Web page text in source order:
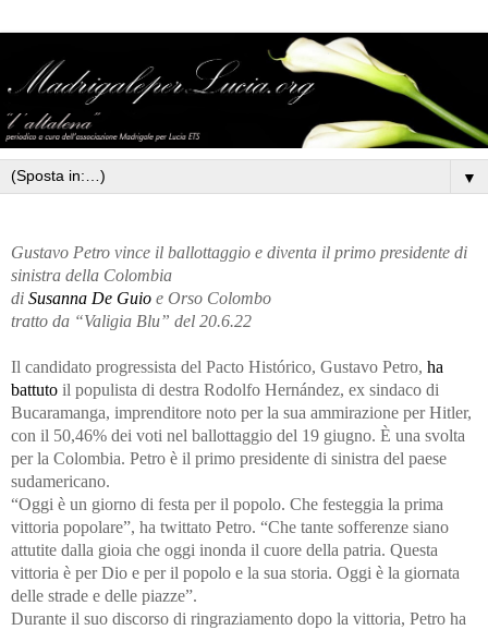
▼
Gustavo Petro vince il ballottaggio e diventa il primo presidente di
sinistra della Colombia
di Susanna De Guio e Orso Colombo
tratto da “Valigia Blu” del 20.6.22
Il candidato progressista del Pacto Histórico, Gustavo Petro, ha
battuto il populista di destra Rodolfo Hernández, ex sindaco di
Bucaramanga, imprenditore noto per la sua ammirazione per Hitler,
con il 50,46% dei voti nel ballottaggio del 19 giugno. È una svolta
per la Colombia. Petro è il primo presidente di sinistra del paese
sudamericano.
“Oggi è un giorno di festa per il popolo. Che festeggia la prima
vittoria popolare”, ha twittato Petro. “Che tante sofferenze siano
attutite dalla gioia che oggi inonda il cuore della patria. Questa
vittoria è per Dio e per il popolo e la sua storia. Oggi è la giornata
delle strade e delle piazze”.
Durante il suo discorso di ringraziamento dopo la vittoria, Petro ha